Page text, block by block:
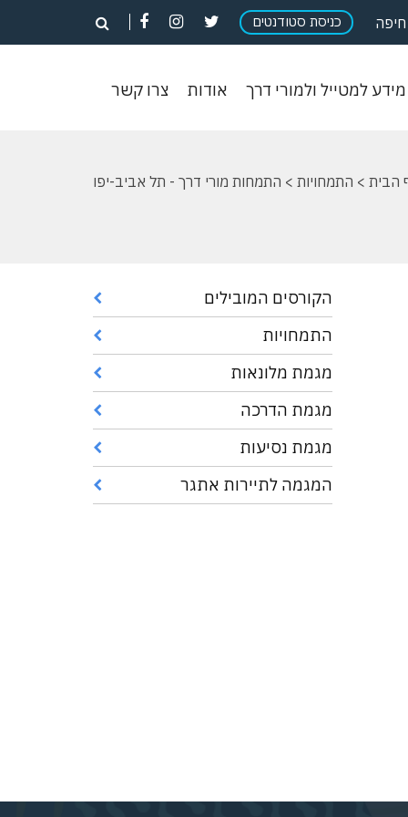
פתח
חיפוש
כניסת סטודנטים פתחפתח
חיפוש
פתח
חיפוש
חיפה
מידע למטייל ולמורי דרךמידעאודות אודות
צרו קשרצרו
הבית > התמחויות > התמחות מורי דרך - תל אביב-יפו
הקורסים המובילים
התמחויות
מגמת מלונאות
מגמת הדרכה
מגמת נסיעות
המגמה לתיירות אתגר